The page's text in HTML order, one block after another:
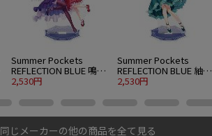
Summer Pockets
REFLECTION BLUE 鳴瀬
しろは＆加藤うみ アク
2,530円
Summer Pockets
REFLECTION BLUE 紬ヴ
ェンダース アクリルス
2,530円
同じメーカーの他の商品を全て見る